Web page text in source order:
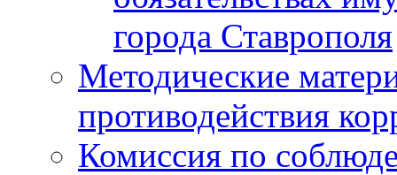
города Ставрополя
Методические
противодействия
Комиссия по